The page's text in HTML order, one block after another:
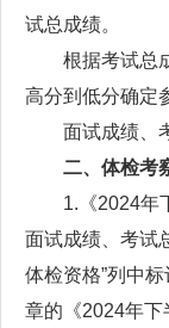
试总成绩。
根据考试总
高分到低分确定
面试成绩、
二、体检考
1.《2024年
面试成绩、考试
体检资格”列中标
章的《2024年下